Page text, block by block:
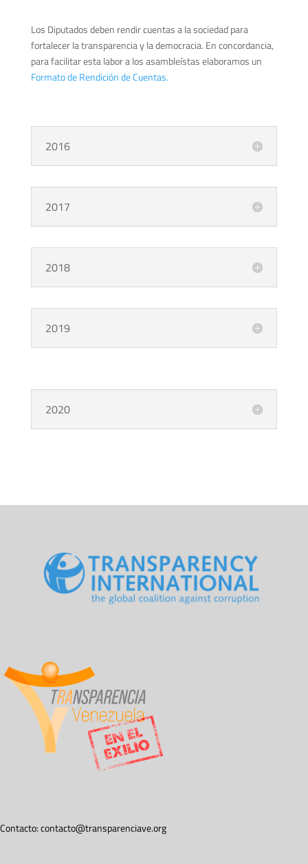
Los Diputados deben rendir cuentas a la sociedad para
fortalecer la transparencia y la democracia. En concordancia,
para facilitar esta labor a los asambleístas elaboramos un
Formato de Rendición de Cuentas.
2016
2017
2018
2019
2020
Contacto:contacto@transparenciave.org